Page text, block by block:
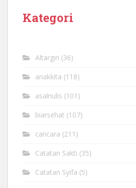
Kategori
Altargiri (36)
anakkita (118)
asalnulis (101)
biarsehat (107)
caricara (211)
Catatan Sakti (35)
Catatan Syifa (5)